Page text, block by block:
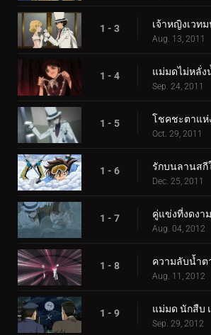
1 - 3 เจ้าหญิงเวท
Aug. 13, 2011
1 - 4 แม่มดไม่หลั่ง
Sep. 24, 2011
1 - 5 โชคชะตาแห่
Oct. 29, 2011
1 - 6 รักบนลานสกี
Dec. 25, 2011
1 - 7 คู่แข่งที่งดงาม
Aug. 04, 2012
1 - 8 ความลับน้ำต
Aug. 11, 2012
1 - 9 แม่มด นักสืบ
Sep. 29, 2012